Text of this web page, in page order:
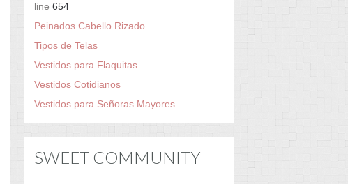
line 654
Peinados Cabello Rizado
Tipos de Telas
Vestidos para Flaquitas
Vestidos Cotidianos
Vestidos para Señoras Mayores
SWEET COMMUNITY